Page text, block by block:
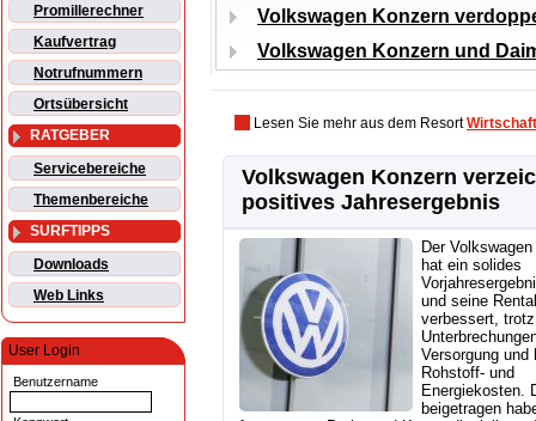
Promillerechner
Kaufvertrag
Notrufnummern
Ortsübersicht
RATGEBER
Servicebereiche
Themenbereiche
SURFTIPPS
Downloads
Web Links
User Login
Benutzername
Volkswagen Konzern
Volkswagen Konzern und
Lesen Sie mehr aus dem ResortWirtschaft
Volkswagen Konzern
positives Jahresergebnis
Der
hat ein solides
und seine
verbessert, trotz
Versorgung und
Rohstoff- und
Energiekosten.
beigetragen